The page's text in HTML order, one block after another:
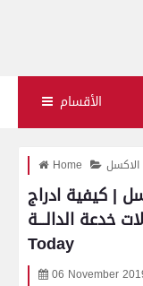
الأقسام
Home
| كيفية ادراج
خدعة الدالـــة
Today
06 November